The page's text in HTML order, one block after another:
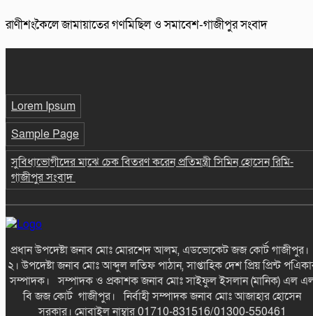
রাণীশংকৈলে জামায়াতের গণমিছিল ও সমাবেশ-গাজীপুর সংবাদ
Lorem Ipsum
Sample Page
সুবিধাভোগীদের মাঝে চেক বিতরণ করেন প্রতিমন্ত্রী সিমিন হোসেন রিমি-
গাজীপুর সংবাদ
প্রধান উপদেষ্টা জনাব মোঃ মোরশেদ আলম, এডভোকেট জজ কোর্ট
২। উপদেষ্টা জনাব মোঃ আব্দুল লতিফ পাঠান, সাপ্তাহিক দেশ প্রিয় প্রিন্ট
সম্পাদক। সম্পাদক ও প্রকাশক জনাব মোঃ সাইফুল ইসলান (মানিক) এল
বি জজ কোর্ট গাজীপুর। নির্বাহী সম্পাদক জনাব মোঃ আজাহার হোসেন
সরকার। মোবাইল নাম্বার 01710-831516/01300-550461